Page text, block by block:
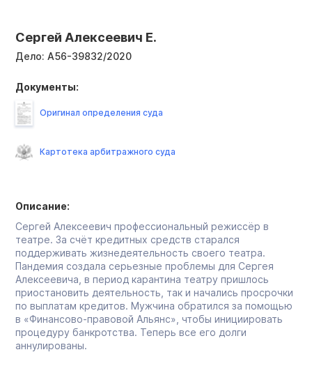
Сергей Алексеевич Е.
Дело: А56-39832/2020
Описание:
Сергей Алексеевич профессиональный режиссёр в
театре. За счёт кредитных средств старался
поддерживать жизнедеятельность своего театра.
Пандемия создала серьезные проблемы для Сергея
Алексеевича, в период карантина театру пришлось
приостановить деятельность, так и начались просрочки
по выплатам кредитов. Мужчина обратился за помощью
в «Финансово-правовой Альянс», чтобы инициировать
процедуру банкротства. Теперь все его долги
аннулированы.
Документы:
Оригинал определения суда
Картотека арбитражного суда